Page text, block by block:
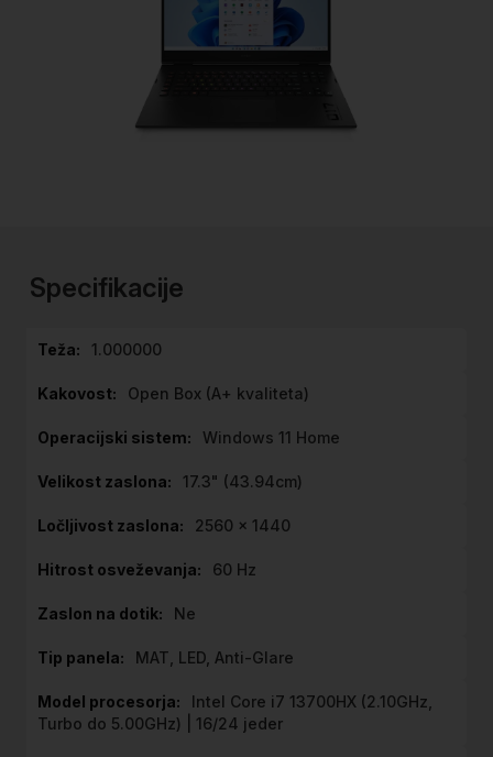
začetek
galerije
Specifikacije
1.000000
Open Box (A+ kvaliteta)
Windows 11 Home
17.3" (43.94cm)
2560 x 1440
60 Hz
Ne
MAT, LED, Anti-Glare
Intel Core i7 13700HX (2.10GHz,
Turbo do 5.00GHz) | 16/24 jeder